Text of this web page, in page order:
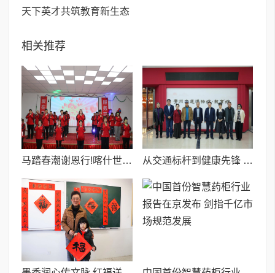
天下英才共筑教育新生态
相关推荐
马踏春潮谢恩行!喀什世平农业集团年会董事长王世平携恩人登台,四载初心映芳华 从交通标杆到健康先锋 贵州交通职业大学药食同源生命科学院创新答卷